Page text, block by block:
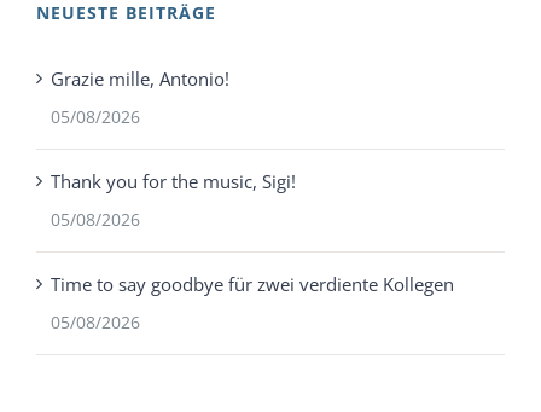
NEUESTE BEITRÄGE
Grazie mille, Antonio!
05/08/2026
Thank you for the music, Sigi!
05/08/2026
Time to say goodbye für zwei verdiente Kollegen
05/08/2026